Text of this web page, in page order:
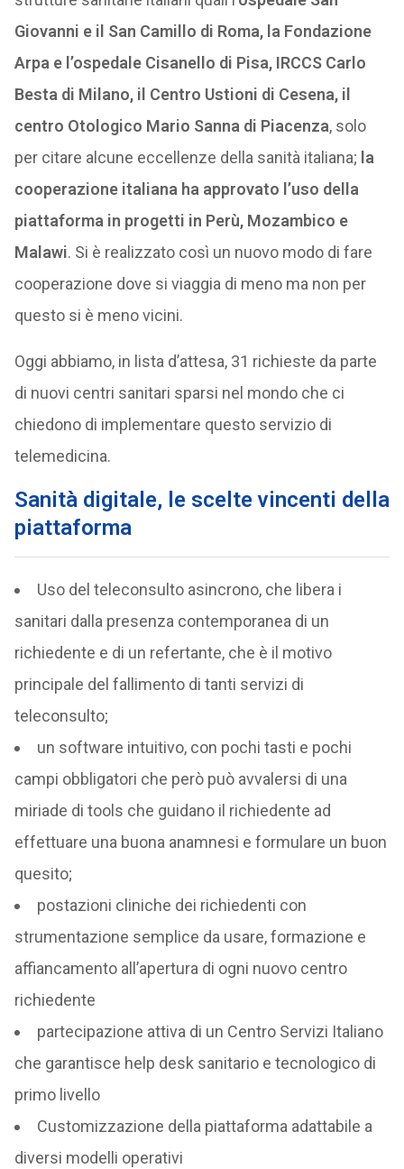
Giovanni e il San Camillo di Roma, la Fondazione
Arpa e l’ospedale Cisanello di Pisa, IRCCS Carlo
Besta di Milano, il Centro Ustioni di Cesena, il
centro Otologico Mario Sanna di Piacenza, solo
per citare alcune eccellenze della sanità italiana; la
cooperazione italiana ha approvato l’uso della
piattaforma in progetti in Perù, Mozambico e
Malawi. Si è realizzato così un nuovo modo di fare
cooperazione dove si viaggia di meno ma non per
questo si è meno vicini.
Oggi abbiamo, in lista d’attesa, 31 richieste da parte
di nuovi centri sanitari sparsi nel mondo che ci
chiedono di implementare questo servizio di
telemedicina.
Sanità digitale, le scelte vincenti della
piattaforma
Uso del teleconsulto asincrono, che libera i
sanitari dalla presenza contemporanea di un
richiedente e di un refertante, che è il motivo
principale del fallimento di tanti servizi di
teleconsulto;
un software intuitivo, con pochi tasti e pochi
campi obbligatori che però può avvalersi di una
miriade di tools che guidano il richiedente ad
effettuare una buona anamnesi e formulare un buon
quesito;
postazioni cliniche dei richiedenti con
strumentazione semplice da usare, formazione e
affiancamento all’apertura di ogni nuovo centro
richiedente
partecipazione attiva di un Centro Servizi Italiano
che garantisce help desk sanitario e tecnologico di
primo livello
Customizzazione della piattaforma adattabile a
diversi modelli operativi